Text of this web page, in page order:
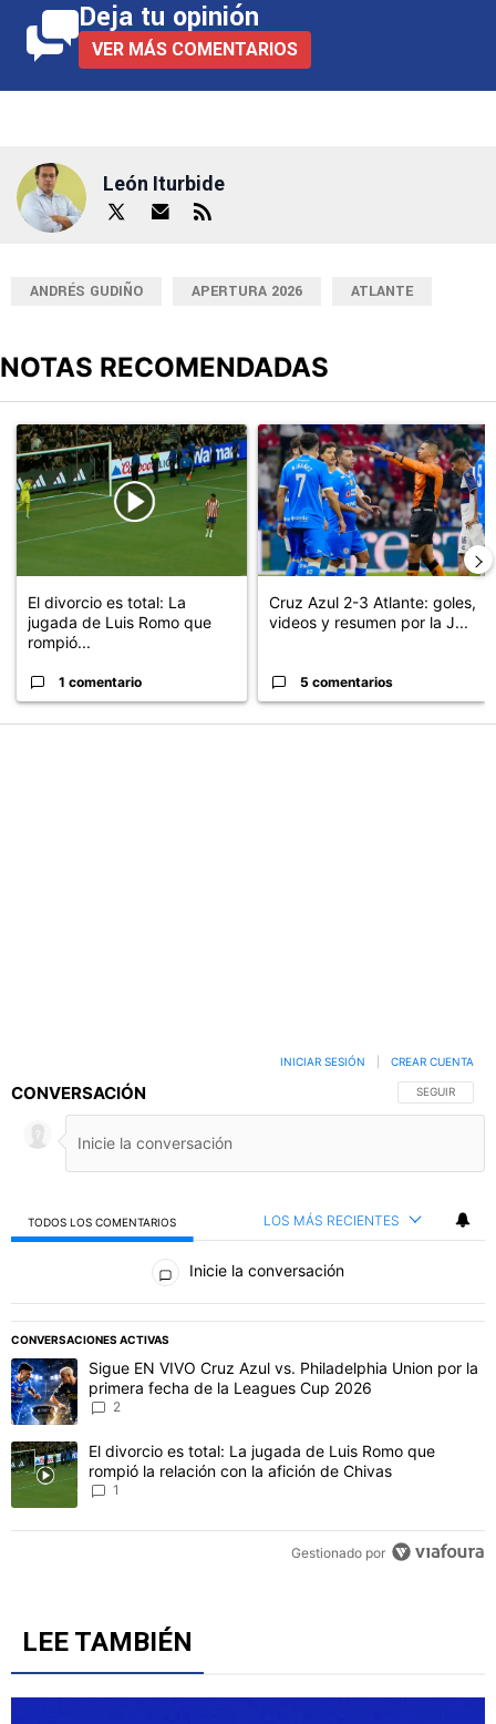
Deja tu opinión
VER MÁS COMENTARIOS
León Iturbide
ANDRÉS GUDIÑO APERTURA 2026 ATLANTE
NOTAS RECOMENDADAS
PUBLICIDAD
Un artículo de tendencia con el título "El divorcio es total: La
El divorcio es total: La
jugada de Luis Romo que
rompió...
1 comentario
Un artículo de tendencia con el
Cruz Azul 2-3 Atlante: goles,
videos y resumen por la J...
5 comentarios
CONVERSACIÓN SIGA ESTA
SEGUIR
INICIAR SESIÓN CREAR CUENTA
TODOS LOS COMENTARIOS LOS MÁS RECIENTES
Todos los comentarios
Inicie la conversación
CONVERSACIONES ACTIVAS
Este listado muestra los artículos con más comentarios en los
Un artículo de tendencia con el título "Sigue EN VIVO Cruz Azul
Sigue EN VIVO Cruz Azul vs. Philadelphia Union por la
primera fecha de la Leagues Cup 2026
Un artículo de tendencia con el título "El divorcio es total: La
El divorcio es total: La jugada de Luis Romo que